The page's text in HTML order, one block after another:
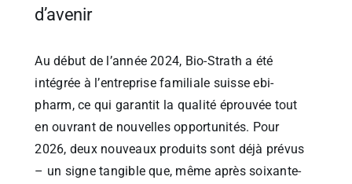
d’avenir
Au début de l’année 2024, Bio-Strath a été
intégrée à l’entreprise familiale suisse ebi-
pharm, ce qui garantit la qualité éprouvée tout
en ouvrant de nouvelles opportunités. Pour
2026, deux nouveaux produits sont déjà prévus
– un signe tangible que, même après soixante-